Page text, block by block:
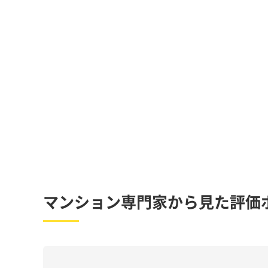
マンション専門家から見た評価